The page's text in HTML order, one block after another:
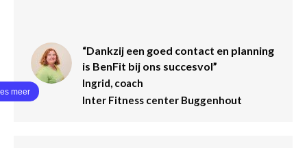
“Dankzij een goed contact en planning
is BenFit bij ons succesvol”
Ingrid, coach
Inter Fitness center Buggenhout